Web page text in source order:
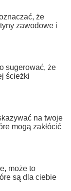
że
zawodowe i
sugerować, że
ścieżki
na twoje
mogą zakłócić
może to
są dla ciebie